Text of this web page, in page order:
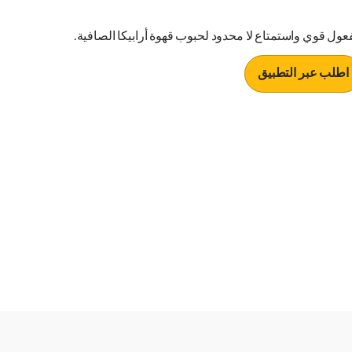
قوي واستمتاع لا محدود لحبوب قهوة أرابيكا الصافية.
اطلب عبر التطبيق